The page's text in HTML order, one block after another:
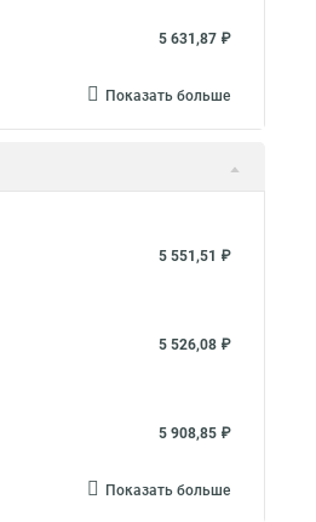
5 631,87 ₽
Показать больше
5 551,51 ₽
5 526,08 ₽
5 908,85 ₽
Показать больше